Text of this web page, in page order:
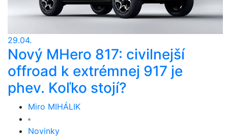
29.04.
Nový MHero 817: civilnejší
offroad k extrémnej 917 je
phev. Koľko stojí?
Miro MIHÁLIK
Novinky